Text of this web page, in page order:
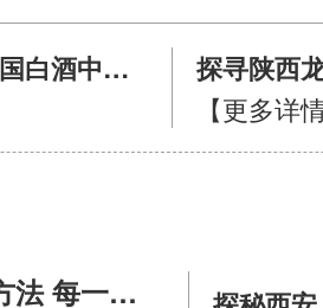
陕西龙窝酒：中国白酒中的瑰宝
【更多详
高粱酒的酿造方法 每一步都不能少。